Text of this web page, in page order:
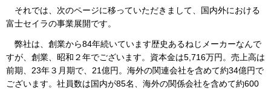
それでは、次のページに移っていただきまして、国内外における
富士セイラの事業展開です。
弊社は、創業から84年続いています歴史あるねじメーカーなんで
すが、創業、昭和２年でございます。資本金は5,716万円。売上高は
前期、23年３月期で、21億円。海外の関連会社を含めて約34億円で
ございます。社員数は国内が85名、海外の関係会社を含めて約600